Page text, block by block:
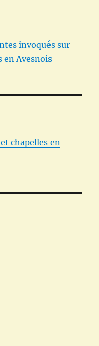
invoqués sur
en Avesnois
chapelles en